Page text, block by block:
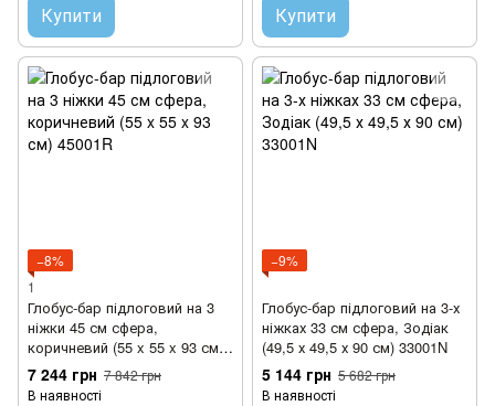
Купити Купити
−8%
1
Глобус-бар підлоговий на 3
ніжки 45 см сфера,
коричневий (55 x 55 x 93 см)
45001R
7 244 грн 7 842 грн
В наявності
−9%
Глобус-бар підлоговий на 3-х
ніжках 33 см сфера, Зодіак
(49,5 х 49,5 х 90 см) 33001N
5 144 грн 5 682 грн
В наявності